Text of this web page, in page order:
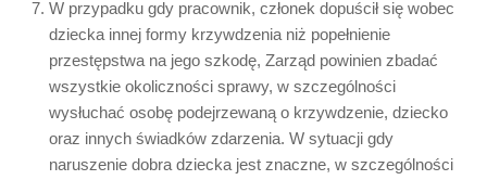
W przypadku gdy pracownik, członek dopuścił się wobec
dziecka innej formy krzywdzenia niż popełnienie
przestępstwa na jego szkodę, Zarząd powinien zbadać
wszystkie okoliczności sprawy, w szczególności
wysłuchać osobę podejrzewaną o krzywdzenie, dziecko
oraz innych świadków zdarzenia. W sytuacji gdy
naruszenie dobra dziecka jest znaczne, w szczególności